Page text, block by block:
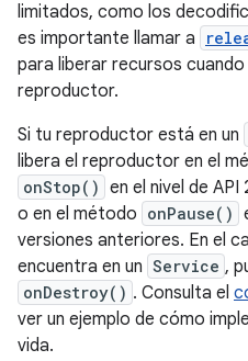
limitados, como los
es importante llamar a
para liberar recursos
reproductor.
Si tu reproductor está en un
libera el reproductor en el
onStop() en el nivel de
o en el método onPause()
versiones anteriores. En el
encuentra en un Service ,
onDestroy() . Consulta el
ver un ejemplo de cómo
vida.